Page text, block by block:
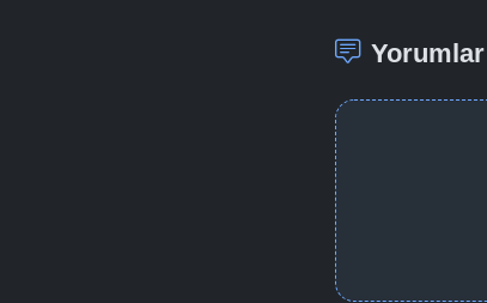
Yorumlar